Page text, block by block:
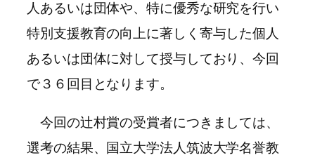
人あるいは団体や、特に優秀な研究を行い
特別支援教育の向上に著しく寄与した個人
あるいは団体に対して授与しており、今回
で３６回目となります。
今回の辻村賞の受賞者につきましては、
選考の結果、国立大学法人筑波大学名誉教